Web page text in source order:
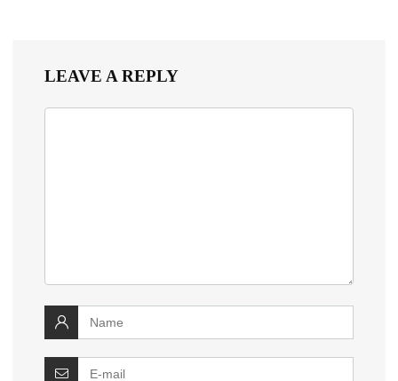
LEAVE A REPLY